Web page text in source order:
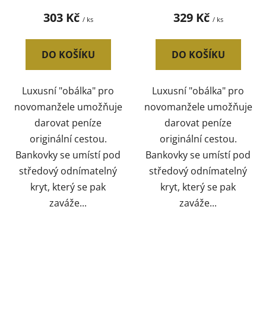
303 Kč / ks
DO KOŠÍKU
Luxusní "obálka" pro
novomanžele umožňuje
darovat peníze
originální cestou.
Bankovky se umístí pod
středový odnímatelný
kryt, který se pak
zaváže...
329 Kč / ks
DO KOŠÍKU
Luxusní "obálka" pro
novomanžele umožňuje
darovat peníze
originální cestou.
Bankovky se umístí pod
středový odnímatelný
kryt, který se pak
zaváže...